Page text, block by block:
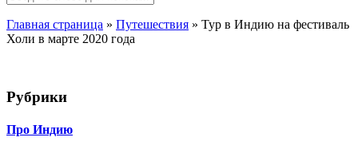
Главная страница » Путешествия » Тур в Индию на фестиваль
Холи в марте 2020 года
Рубрики
Про Индию